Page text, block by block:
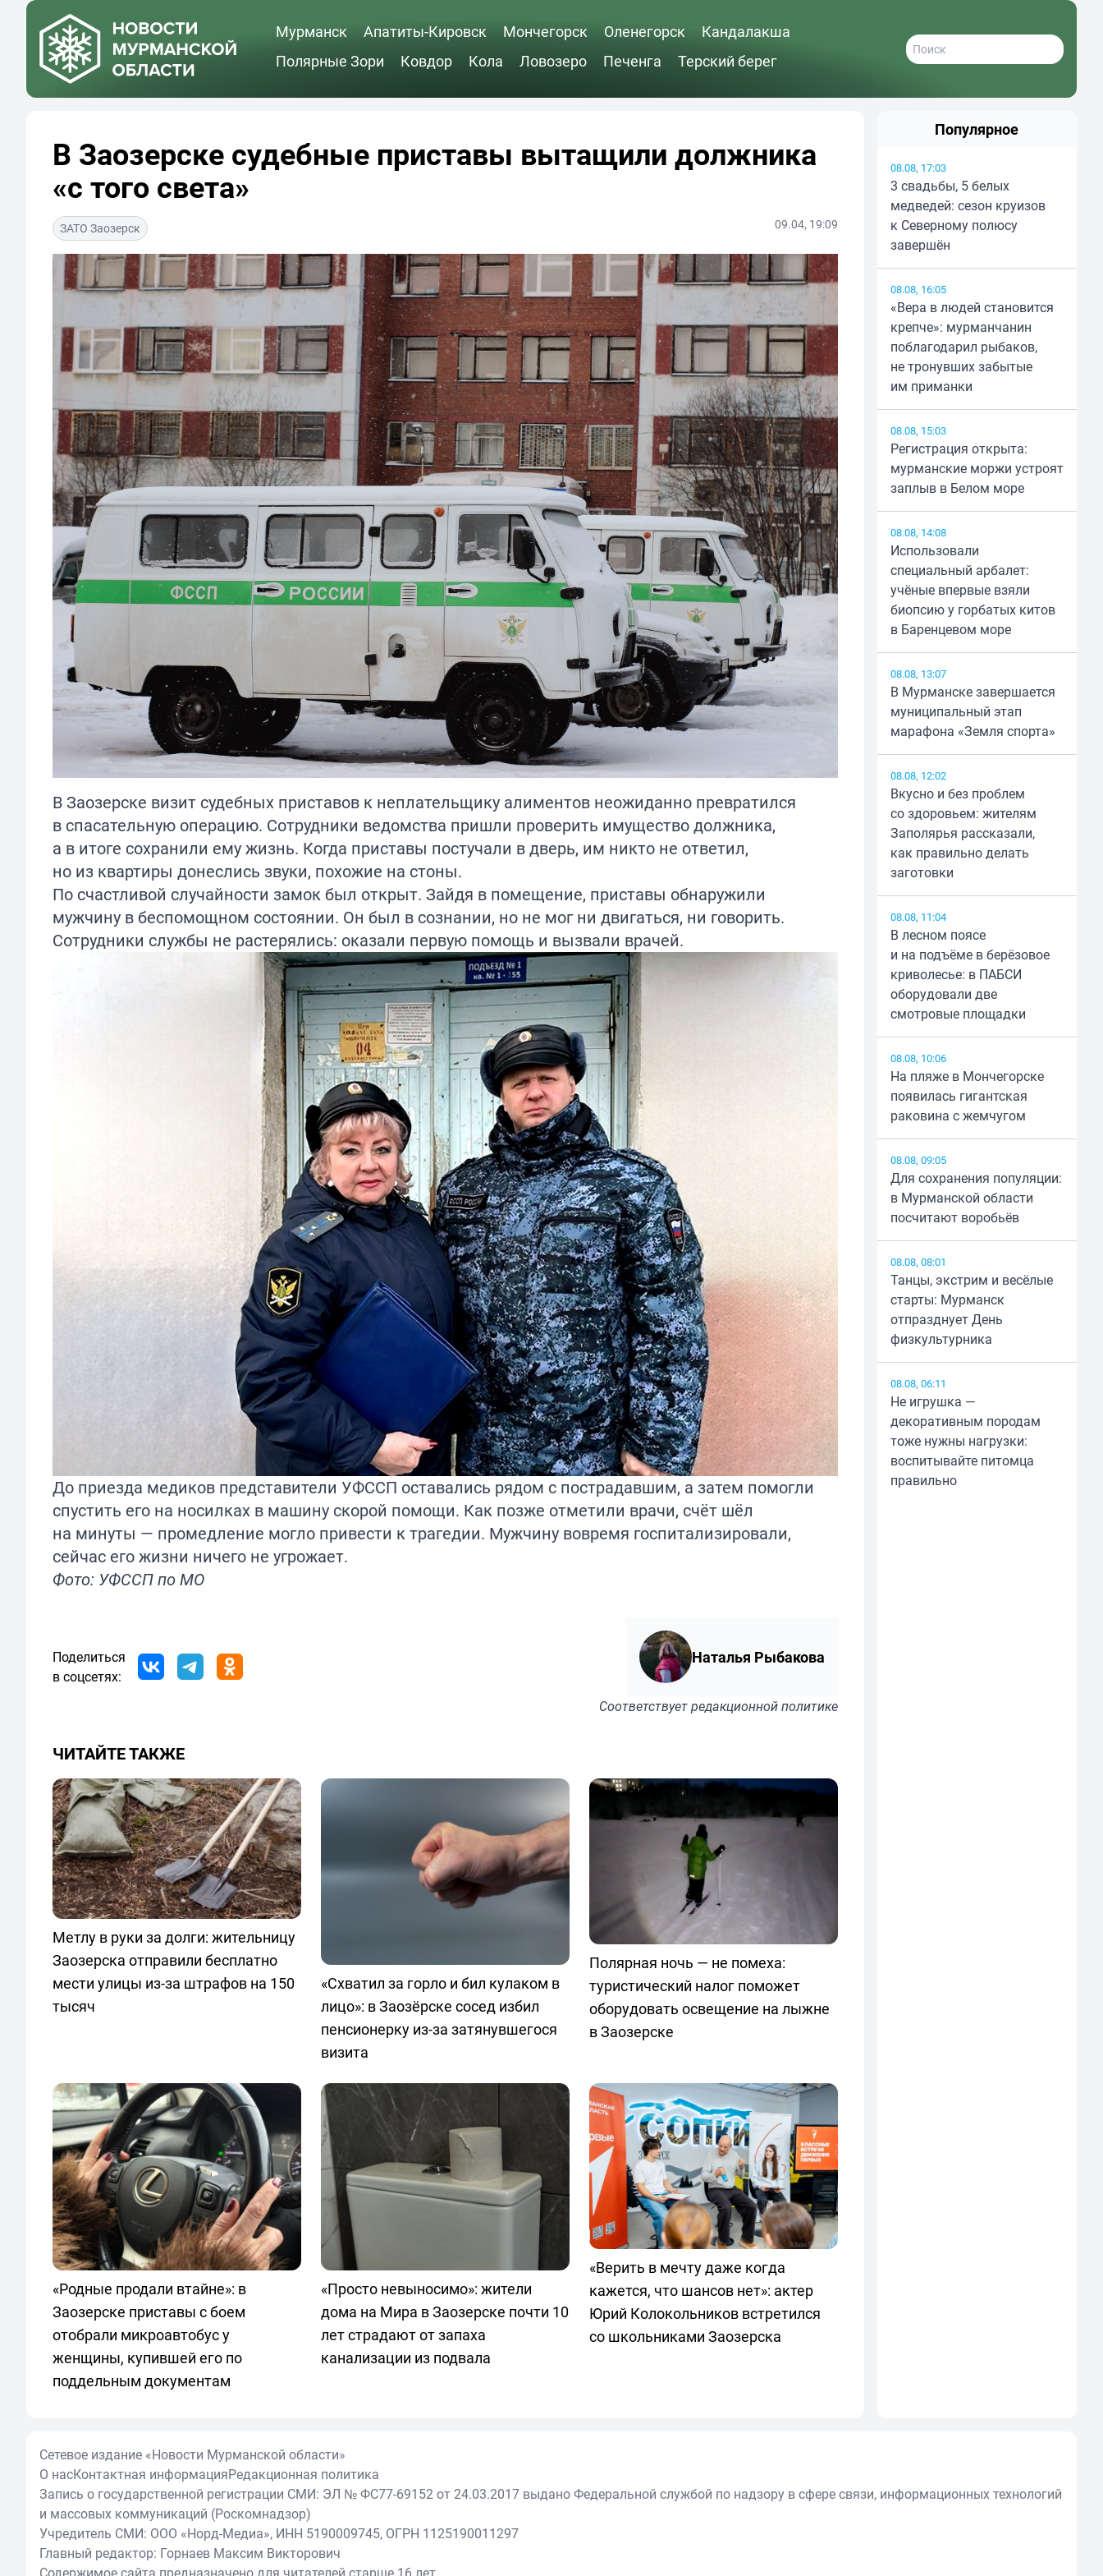
Мурманск Апатиты-Кировск Мончегорск Оленегорск
Кандалакша
Полярные Зори
Ковдор Кола Ловозеро Печенга Терский берег
В Заозерске судебные приставы вытащили должника
«с того света»
ЗАТО Заозерск 09.04, 19:09
В Заозерске визит судебных приставов к неплательщику алиментов неожиданно превратился
в спасательную операцию. Сотрудники ведомства пришли проверить имущество должника,
а в итоге сохранили ему жизнь. Когда приставы постучали в дверь, им никто не ответил,
но из квартиры донеслись звуки, похожие на стоны.
По счастливой случайности замок был открыт. Зайдя в помещение, приставы обнаружили
мужчину в беспомощном состоянии. Он был в сознании, но не мог ни двигаться, ни говорить.
Сотрудники службы не растерялись: оказали первую помощь и вызвали врачей.
До приезда медиков представители УФССП оставались рядом с пострадавшим, а затем помогли
спустить его на носилках в машину скорой помощи. Как позже отметили врачи, счёт шёл
на минуты — промедление могло привести к трагедии. Мужчину вовремя госпитализировали,
сейчас его жизни ничего не угрожает.
Фото: УФССП по МО
Поделиться
в соцсетях:
Наталья Рыбакова
Соответствуетредакционной политике
ЧИТАЙТЕ ТАКЖЕ
Метлу в руки за долги: жительницу
Заозерска отправили бесплатно
мести улицы из-за штрафов на 150
тысяч
«Схватил за горло и бил кулаком в
лицо»: в Заозёрске сосед избил
пенсионерку из-за затянувшегося
визита
Полярная ночь — не помеха:
туристический налог поможет
оборудовать освещение на лыжне
в Заозерске
«Родные продали втайне»: в
Заозерске приставы с боем
отобрали микроавтобус у
женщины, купившей его по
поддельным документам
«Просто невыносимо»: жители
дома на Мира в Заозерске почти 10
лет страдают от запаха
канализации из подвала
«Верить в мечту даже когда
кажется, что шансов нет»: актер
Юрий Колокольников встретился
со школьниками Заозерска
Популярное
08.08, 17:03
3 свадьбы, 5 белых
медведей: сезон круизов
к Северному полюсу
завершён
08.08, 16:05
«Вера в людей становится
крепче»: мурманчанин
поблагодарил рыбаков,
не тронувших забытые
им приманки
08.08, 15:03
Регистрация открыта:
мурманские моржи устроят
заплыв в Белом море
08.08, 14:08
Использовали
специальный арбалет:
учёные впервые взяли
биопсию у горбатых китов
в Баренцевом море
08.08, 13:07
В Мурманске завершается
муниципальный этап
марафона «Земля спорта»
08.08, 12:02
Вкусно и без проблем
со здоровьем: жителям
Заполярья рассказали,
как правильно делать
заготовки
08.08, 11:04
В лесном поясе
и на подъёме в берёзовое
криволесье: в ПАБСИ
оборудовали две
смотровые площадки
08.08, 10:06
На пляже в Мончегорске
появилась гигантская
раковина с жемчугом
08.08, 09:05
Для сохранения популяции:
в Мурманской области
посчитают воробьёв
08.08, 08:01
Танцы, экстрим и весёлые
старты: Мурманск
отпразднует День
физкультурника
08.08, 06:11
Не игрушка —
декоративным породам
тоже нужны нагрузки:
воспитывайте питомца
правильно
Сетевое издание «Новости Мурманской области»
О насКонтактная информацияРедакционная политика
Запись о государственной регистрации СМИ: ЭЛ № ФС77-69152 от 24.03.2017 выдано Федеральной службой по надзору в сфере связи, информационных технологий
и массовых коммуникаций (Роскомнадзор)
Учредитель СМИ: ООО «Норд-Медиа», ИНН 5190009745, ОГРН 1125190011297
Главный редактор: Горнаев Максим Викторович
Содержимое сайта предназначено для читателей старше 16 лет